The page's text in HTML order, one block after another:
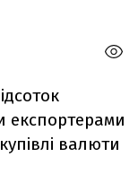
експортерами
валюти